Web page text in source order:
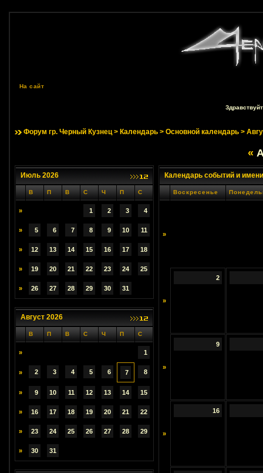
На сайт
Форум гр. Черный Кузнец> Календарь> Основной календарь>
«
Июль 2026
В П В С Ч П С
» 1 2 3 4
» 5 6 7 8 9 10 11
» 12 13 14 15 16 17 18
» 19 20 21 22 23 24 25
» 26 27 28 29 30 31
Август 2026
В П В С Ч П С
» 1
» 2 3 4 5 6 7 8
» 9 10 11 12 13 14 15
» 16 17 18 19 20 21 22
» 23 24 25 26 27 28 29
» 30 31
Календарь событий и
Воскресенье
»
»
2
»
9
»
16